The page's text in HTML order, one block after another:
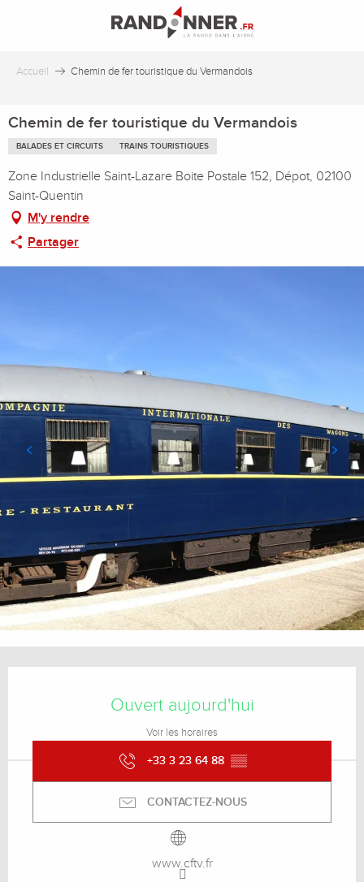
principal
Accueil Chemin de fer touristique du Vermandois
Chemin de fer touristique du Vermandois
BALADES ET CIRCUITS TRAINS TOURISTIQUES
Zone Industrielle Saint-Lazare Boite Postale 152, Dépot, 02100
Saint-Quentin
M'y rendre
Partager
Ouvert aujourd'hui
Voir les horaires
+33 3 23 64 88 ▒▒
CONTACTEZ-NOUS
www.cftv.fr